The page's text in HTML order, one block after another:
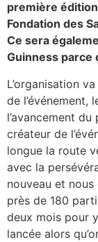
première
Fondation des
Ce sera
Guinness parce
L’organisation
de l’événement,
l’avancement
créateur de
longue la route
avec la
nouveau et
près de 180
deux mois pour
lancée alors